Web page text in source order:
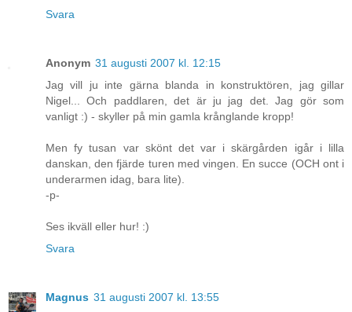
Svara
Anonym 31 augusti 2007 kl. 12:15
Jag vill ju inte gärna blanda in konstruktören, jag gillar
Nigel... Och paddlaren, det är ju jag det. Jag gör som
vanligt :) - skyller på min gamla krånglande kropp!
Men fy tusan var skönt det var i skärgården igår i lilla
danskan, den fjärde turen med vingen. En succe (OCH ont i
underarmen idag, bara lite).
-p-
Ses ikväll eller hur! :)
Svara
Magnus 31 augusti 2007 kl. 13:55